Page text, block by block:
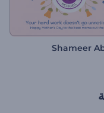
Shameer